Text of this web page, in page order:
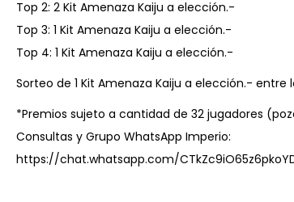
Top 2: 2 Kit Amenaza Kaiju a elección.-
Top 3: 1 Kit Amenaza Kaiju a elección.-
Top 4: 1 Kit Amenaza Kaiju a elección.-
Sorteo de 1 Kit Amenaza Kaiju a elección.-
*Premios sujeto a cantidad de 32 jugadores
Consultas y Grupo WhatsApp Imperio:
https://chat.whatsapp.com/